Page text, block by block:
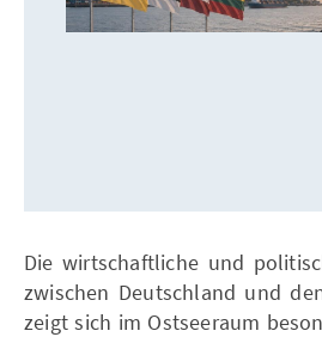
Die wirtschaftliche und
zwischen Deutschland und
zeigt sich im Ostseeraum